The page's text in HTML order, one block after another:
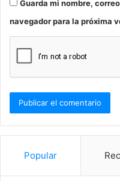
Guarda mi nombre,
navegador para la próxima
Popular